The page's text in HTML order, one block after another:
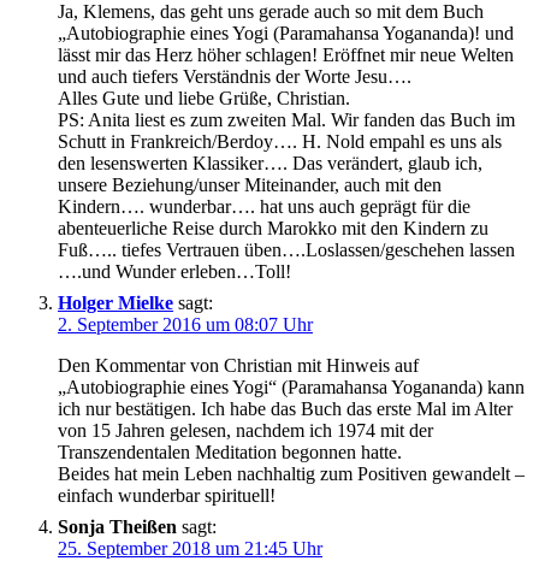
Ja, Klemens, das geht uns gerade auch so mit dem Buch
„Autobiographie eines Yogi (Paramahansa Yogananda)! und
lässt mir das Herz höher schlagen! Eröffnet mir neue Welten
und auch tiefers Verständnis der Worte Jesu….
Alles Gute und liebe Grüße, Christian.
PS: Anita liest es zum zweiten Mal. Wir fanden das Buch im
Schutt in Frankreich/Berdoy…. H. Nold empahl es uns als
den lesenswerten Klassiker…. Das verändert, glaub ich,
unsere Beziehung/unser Miteinander, auch mit den
Kindern…. wunderbar…. hat uns auch geprägt für die
abenteuerliche Reise durch Marokko mit den Kindern zu
Fuß….. tiefes Vertrauen üben….Loslassen/geschehen lassen
….und Wunder erleben…Toll!
Holger Mielke sagt:
2. September 2016 um 08:07 Uhr
Den Kommentar von Christian mit Hinweis auf
„Autobiographie eines Yogi“ (Paramahansa Yogananda) kann
ich nur bestätigen. Ich habe das Buch das erste Mal im Alter
von 15 Jahren gelesen, nachdem ich 1974 mit der
Transzendentalen Meditation begonnen hatte.
Beides hat mein Leben nachhaltig zum Positiven gewandelt –
einfach wunderbar spirituell!
Sonja Theißen sagt:
25. September 2018 um 21:45 Uhr